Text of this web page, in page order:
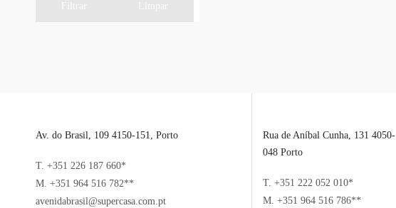
Filtrar Limpar
Av. do Brasil, 109 4150-151, Porto
T. +351 226 187 660*
M. +351 964 516 782**
avenidabrasil@supercasa.com.pt
Rua de Aníbal Cunha, 131 4050-
048 Porto
T. +351 222 052 010*
M. +351 964 516 786**